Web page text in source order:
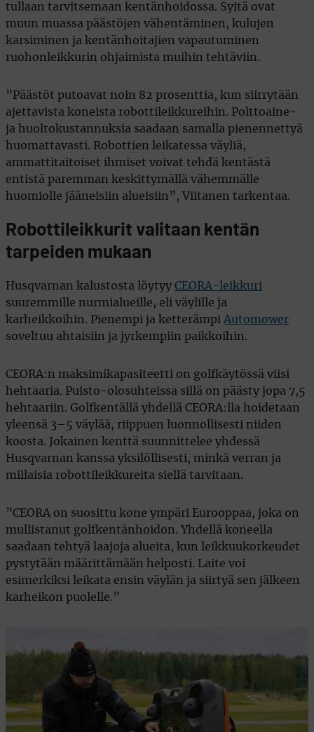
tullaan tarvitsemaan kentänhoidossa. Syitä ovat
muun muassa päästöjen vähentäminen, kulujen
karsiminen ja kentänhoitajien vapautuminen
ruohonleikkurin ohjaimista muihin tehtäviin.
”Päästöt putoavat noin 82 prosenttia, kun siirrytään
ajettavista koneista robottileikkureihin. Polttoaine-
ja huoltokustannuksia saadaan samalla pienennettyä
huomattavasti. Robottien leikatessa väyliä,
ammattitaitoiset ihmiset voivat tehdä kentästä
entistä paremman keskittymällä vähemmälle
huomiolle jääneisiin alueisiin”, Viitanen tarkentaa.
Robottileikkurit valitaan kentän
tarpeiden mukaan
Husqvarnan kalustosta löytyy CEORA-leikkuri
suuremmille nurmialueille, eli väylille ja
karheikkoihin. Pienempi ja ketterämpi Automower
soveltuu ahtaisiin ja jyrkempiin paikkoihin.
CEORA:n maksimikapasiteetti on golfkäytössä viisi
hehtaaria. Puisto-olosuhteissa sillä on päästy jopa 7,5
hehtaariin. Golfkentällä yhdellä CEORA:lla hoidetaan
yleensä 3–5 väylää, riippuen luonnollisesti niiden
koosta. Jokainen kenttä suunnittelee yhdessä
Husqvarnan kanssa yksilöllisesti, minkä verran ja
millaisia robottileikkureita siellä tarvitaan.
”CEORA on suosittu kone ympäri Eurooppaa, joka on
mullistanut golfkentänhoidon. Yhdellä koneella
saadaan tehtyä laajoja alueita, kun leikkuukorkeudet
pystytään määrittämään helposti. Laite voi
esimerkiksi leikata ensin väylän ja siirtyä sen jälkeen
karheikon puolelle.”